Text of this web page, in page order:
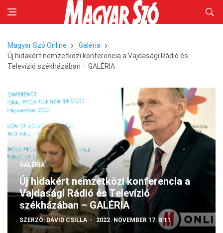
Magyar Szó Online
Galéria
Új hidakért nemzetközi konferencia a Vajdasági Rádió és
Televízió székházában – GALÉRIA
GALÉRIA
Új hidakért nemzetközi konferencia a
Vajdasági Rádió és Televízió
székházában – GALÉRIA
SZERZŐ: DÁVID CSILLA 2022. NOVEMBER 17. 8:11